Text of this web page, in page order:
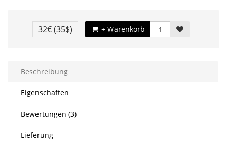
32€(35$) + Warenkorb
Beschreibung
Eigenschaften
Bewertungen (3)
Lieferung